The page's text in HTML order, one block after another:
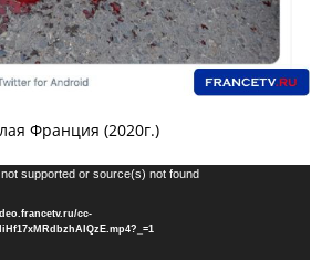
Франция (2020г.)
supported or source(s) not found
cc-